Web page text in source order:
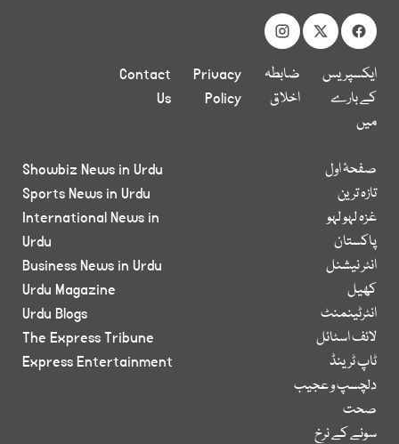
ایکسپریس
کے بارے
میں
ضابطہ
اخلاق
Privacy
Policy
Contact
Us
صفحۂ اول
تازہ ترین
غزہ لہو لہو
پاکستان
انٹر نیشنل
کھیل
انٹرٹینمنٹ
لائف اسٹائل
ٹاپ ٹرینڈ
دلچسپ و عجیب
صحت
سونے کے نرخ
Showbiz News in Urdu
Sports News in Urdu
International News in
Urdu
Business News in Urdu
Urdu Magazine
Urdu Blogs
The Express Tribune
Express Entertainment